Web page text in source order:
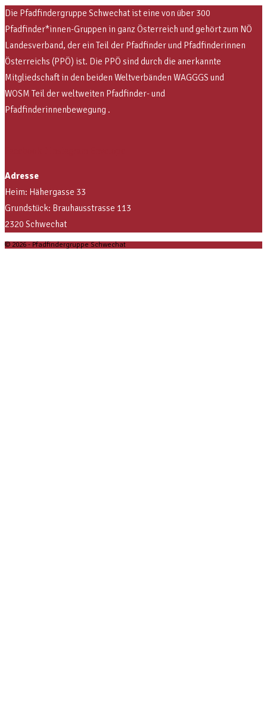
Die Pfadfindergruppe Schwechat ist eine von über 300
Pfadfinder*innen-Gruppen in ganz Österreich und gehört zum NÖ
Landesverband, der ein Teil der Pfadfinder und Pfadfinderinnen
Österreichs (PPÖ) ist. Die PPÖ sinddurch die anerkannte
Mitgliedschaft in den beiden Weltverbänden WAGGGS und
WOSM Teil der weltweiten Pfadfinder- und
Pfadfinderinnenbewegung .
Adresse
Heim: Hähergasse 33
Grundstück: Brauhausstrasse 113
2320 Schwechat
© 2026 - Pfadfindergruppe Schwechat